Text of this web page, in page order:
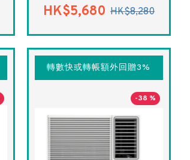
HK$5,680 HK$8,280
轉數快或轉帳額外回贈3%
-38 %